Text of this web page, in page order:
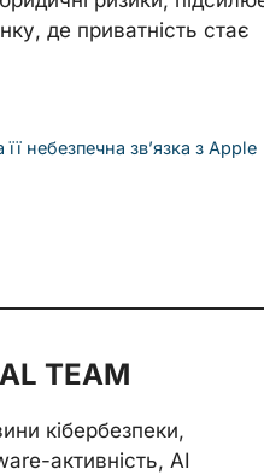
де приватність стає
небезпечна зв’язка з Apple
TEAM
кібербезпеки,
активність, AI